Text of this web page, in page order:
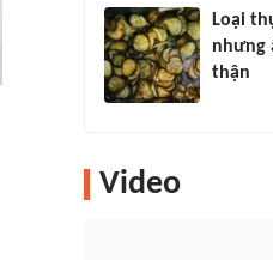
Loại
nhưng
thận
Video